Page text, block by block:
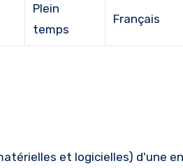
Plein
temps
Français
et logicielles) d'une